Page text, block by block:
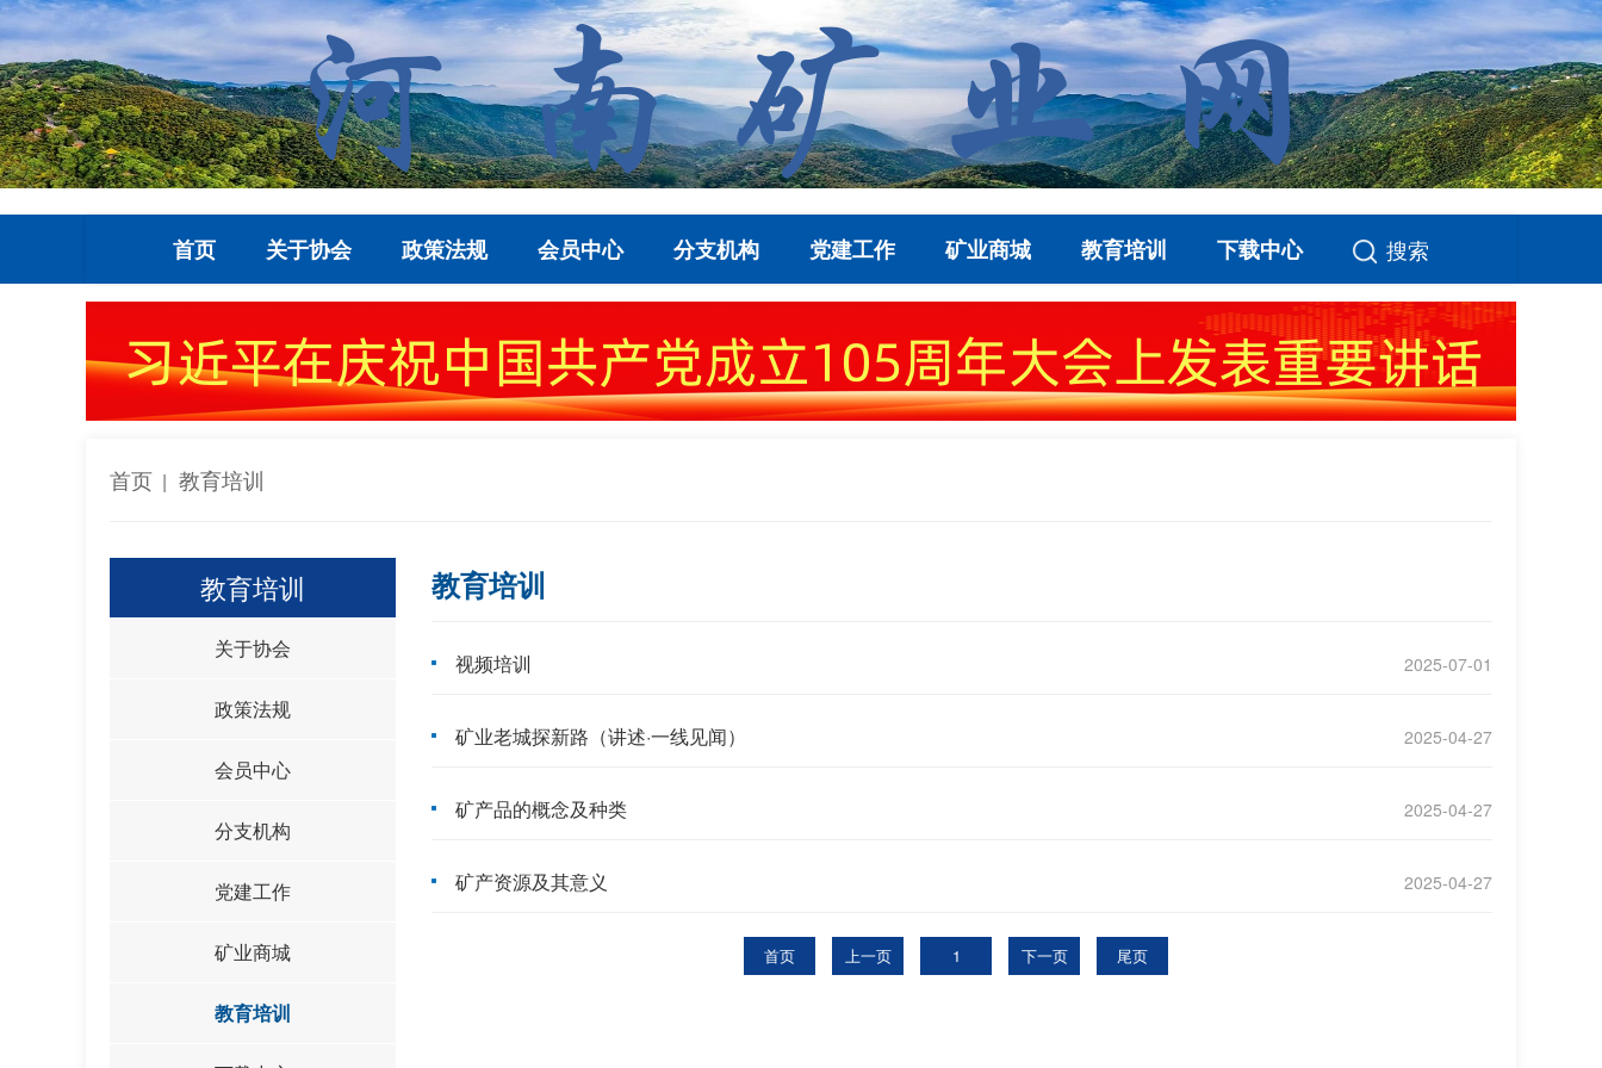
首页 关于协会 政策法规 会员中心 分支机构 党建工作 矿业商城 教育培训 下载中心 搜索
首页 教育培训
教育培训
关于协会
政策法规
会员中心
分支机构
党建工作
矿业商城
教育培训
教育培训
2025-07-01
视频培训
2025-04-27
矿业老城探新路（讲述·一线见闻）
2025-04-27
矿产品的概念及种类
2025-04-27
矿产资源及其意义
首页 上一页 1 下一页 尾页